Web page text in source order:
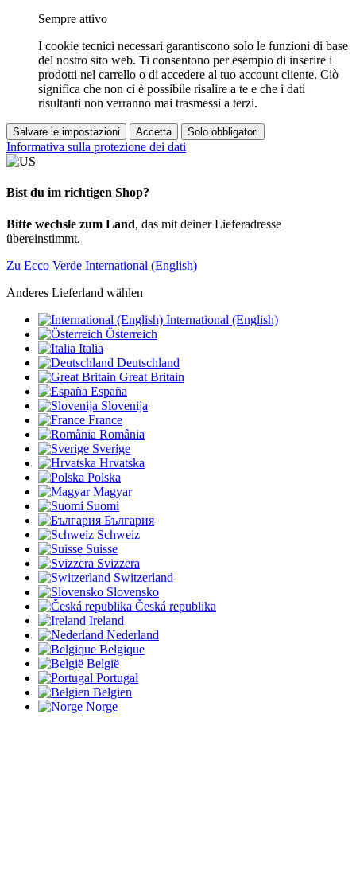
Sempre attivo
I cookie tecnici necessari garantiscono solo le funzioni di base
del nostro sito web. Ti consentono per esempio di inserire i
prodotti nel carrello o di accedere al tuo account cliente. Ciò
significa che non ci è possibile risalire a te e che i dati
risultanti non verranno mai trasmessi a terzi.
Salvare le impostazioni Accetta Solo obbligatori
Informativa sulla protezione dei dati
Bist du im richtigen Shop?
Bitte wechsle zum Land, das mit deiner Lieferadresse
übereinstimmt.
Zu Ecco Verde International (English)
Anderes Lieferland wählen
International (English)
Österreich
Italia
Deutschland
Great Britain
España
Slovenija
France
România
Sverige
Hrvatska
Polska
Magyar
Suomi
България
Schweiz
Suisse
Svizzera
Switzerland
Slovensko
Česká republika
Ireland
Nederland
Belgique
België
Portugal
Belgien
Norge